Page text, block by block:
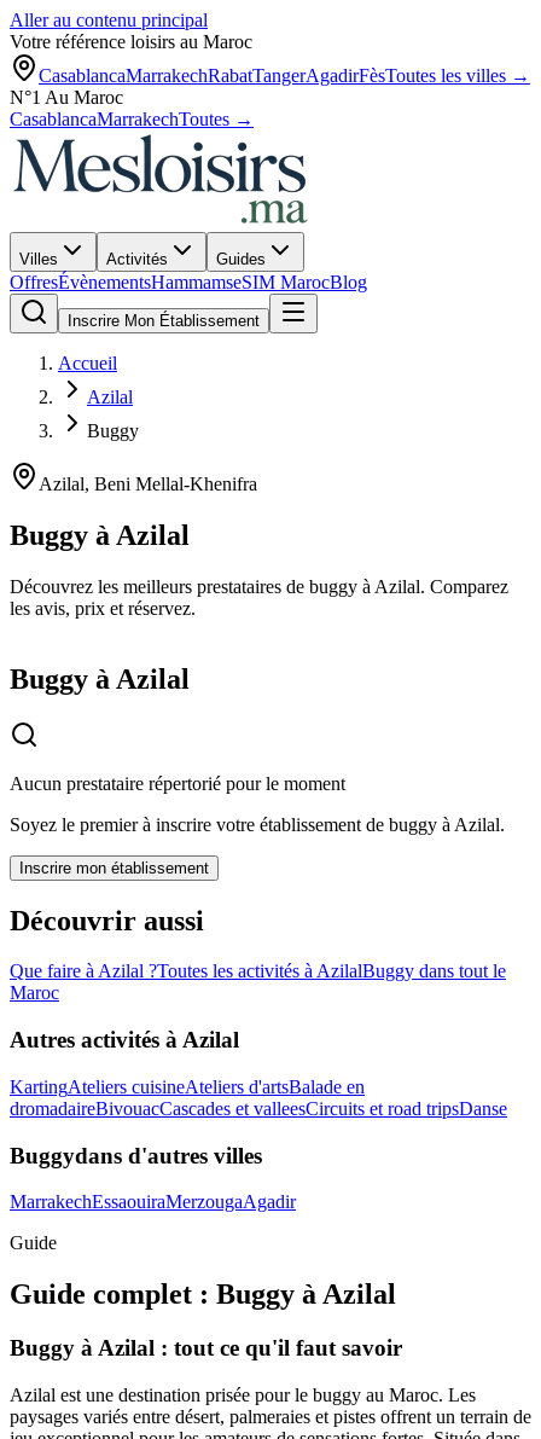
Aller au contenu principal
Votre référence loisirs au Maroc
CasablancaMarrakechRabatTangerAgadirFèsToutes les villes →
N°1 Au Maroc
CasablancaMarrakechToutes →
Villes Activités Guides
OffresÉvènementsHammamseSIM MarocBlog
Inscrire Mon Établissement
Accueil
Azilal
Buggy
Azilal, Beni Mellal-Khenifra
Buggy à Azilal
Découvrez les meilleurs prestataires de buggy à Azilal. Comparez
les avis, prix et réservez.
Buggy à Azilal
Aucun prestataire répertorié pour le moment
Soyez le premier à inscrire votre établissement de buggy à Azilal.
Inscrire mon établissement
Découvrir aussi
Que faire àAzilal ?Toutes les activités àAzilalBuggy dans tout le
Maroc
Autres activités à Azilal
KartingAteliers cuisineAteliers d'artsBalade en
dromadaireBivouacCascades et valleesCircuits et road tripsDanse
Buggydans d'autres villes
MarrakechEssaouiraMerzougaAgadir
Guide
Guide complet : Buggy àAzilal
Buggy à Azilal : tout ce qu'il faut savoir
Azilal est une destination prisée pour le buggy au Maroc. Les
paysages variés entre désert, palmeraies et pistes offrent un terrain de